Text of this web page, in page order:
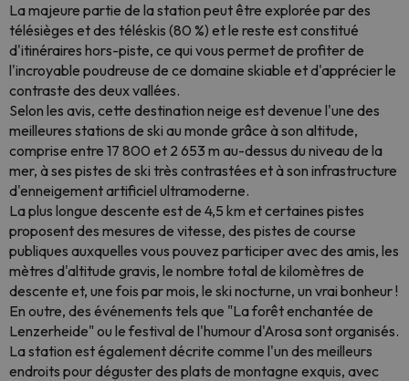
La majeure partie de la station peut être explorée par des
télésièges et des téléskis (80 %) et le reste est constitué
d'itinéraires hors-piste, ce qui vous permet de profiter de
l'incroyable poudreuse de ce domaine skiable et d'apprécier le
contraste des deux vallées.
Selon les avis, cette destination neige est devenue l'une des
meilleures stations de ski au monde grâce à son altitude,
comprise entre 17 800 et 2 653 m au-dessus du niveau de la
mer, à ses pistes de ski très contrastées et à son infrastructure
d'enneigement artificiel ultramoderne.
La plus longue descente est de 4,5 km et certaines pistes
proposent des mesures de vitesse, des pistes de course
publiques auxquelles vous pouvez participer avec des amis, les
mètres d'altitude gravis, le nombre total de kilomètres de
descente et, une fois par mois, le ski nocturne, un vrai bonheur !
En outre, des événements tels que "La forêt enchantée de
Lenzerheide" ou le festival de l'humour d'Arosa sont organisés.
La station est également décrite comme l'un des meilleurs
endroits pour déguster des plats de montagne exquis, avec